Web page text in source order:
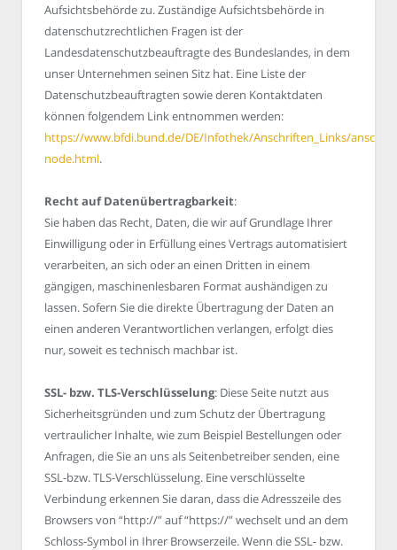
Aufsichtsbehörde zu. Zuständige Aufsichtsbehörde in
datenschutzrechtlichen Fragen ist der
Landesdatenschutzbeauftragte des Bundeslandes, in dem
unser Unternehmen seinen Sitz hat. Eine Liste der
Datenschutzbeauftragten sowie deren Kontaktdaten
können folgendem Link entnommen werden:
https://www.bfdi.bund.de/DE/Infothek/Anschriften_Links/
node.html.
Recht auf Datenübertragbarkeit:
Sie haben das Recht, Daten, die wir auf Grundlage Ihrer
Einwilligung oder in Erfüllung eines Vertrags automatisiert
verarbeiten, an sich oder an einen Dritten in einem
gängigen, maschinenlesbaren Format aushändigen zu
lassen. Sofern Sie die direkte Übertragung der Daten an
einen anderen Verantwortlichen verlangen, erfolgt dies
nur, soweit es technisch machbar ist.
SSL- bzw. TLS-Verschlüsselung: Diese Seite nutzt aus
Sicherheitsgründen und zum Schutz der Übertragung
vertraulicher Inhalte, wie zum Beispiel Bestellungen oder
Anfragen, die Sie an uns als Seitenbetreiber senden, eine
SSL-bzw. TLS-Verschlüsselung. Eine verschlüsselte
Verbindung erkennen Sie daran, dass die Adresszeile des
Browsers von “http://” auf “https://” wechselt und an dem
Schloss-Symbol in Ihrer Browserzeile. Wenn die SSL- bzw.